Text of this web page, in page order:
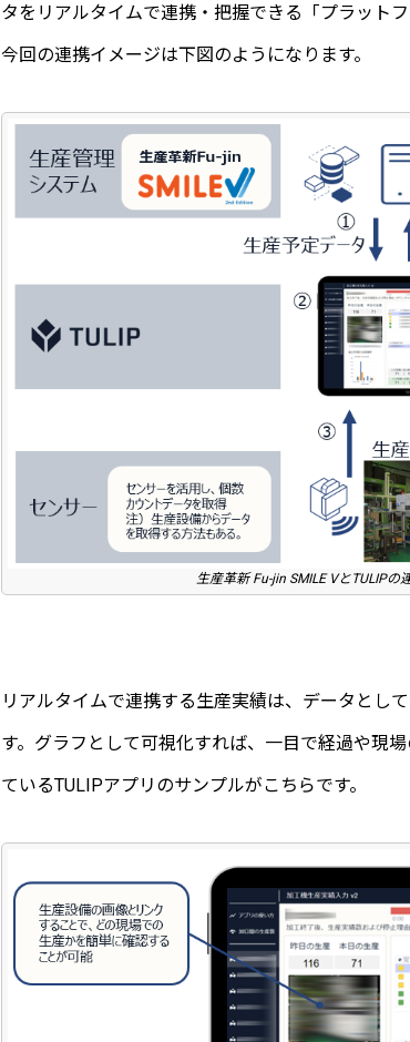
タをリアルタイムで連携・把握できる「プラットフ
今回の連携イメージは下図のようになります。
生産革新 Fu-jin SMILE VとTULIP
リアルタイムで連携する生産実績は、データとし
す。グラフとして可視化すれば、一目で経過や現
ているTULIPアプリのサンプルがこちらです。